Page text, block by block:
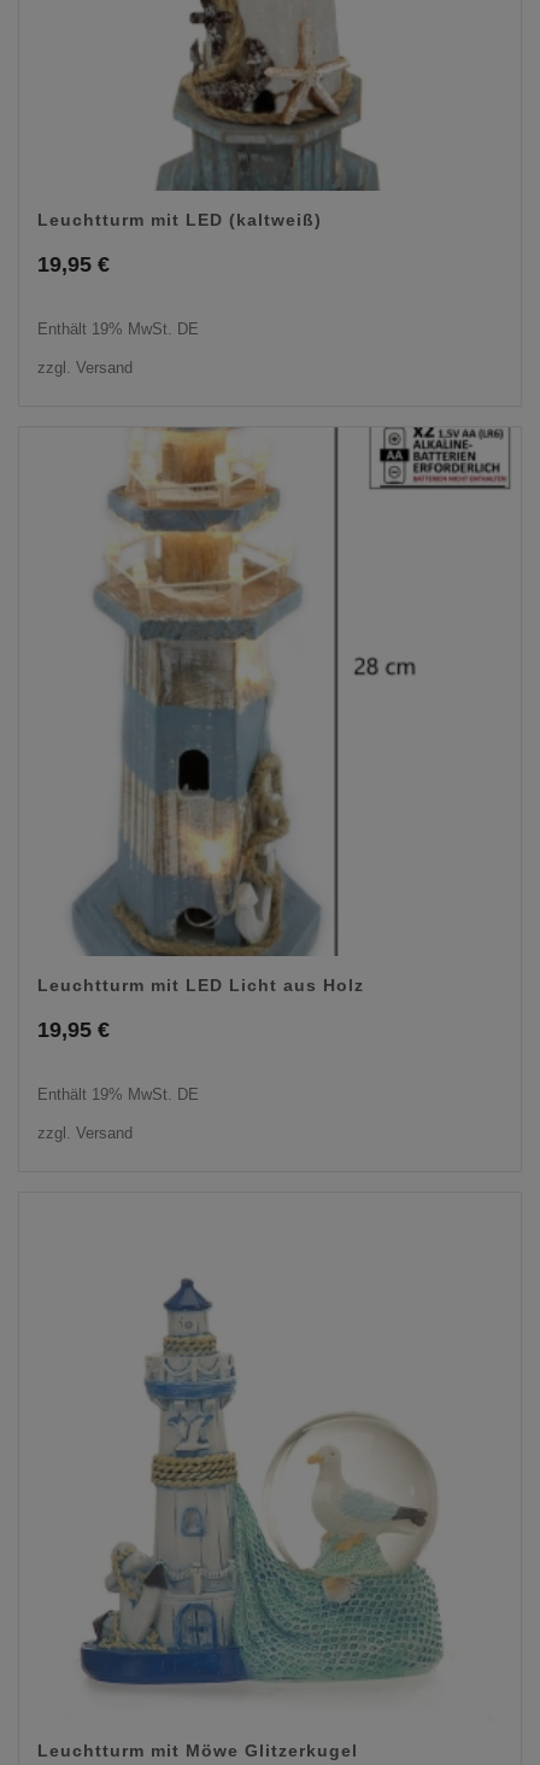
Leuchtturm mit LED (kaltweiß)
19,95 €
Enthält 19% MwSt. DE
zzgl. Versand
Leuchtturm mit LED Licht aus Holz
19,95 €
Enthält 19% MwSt. DE
zzgl. Versand
Leuchtturm mit Möwe Glitzerkugel